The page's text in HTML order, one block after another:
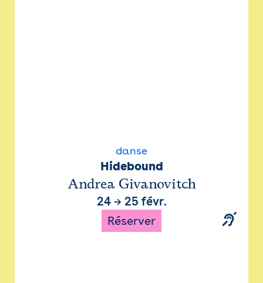
danse
Hidebound
Andrea Givanovitch
24→ 25 févr.
Réserver